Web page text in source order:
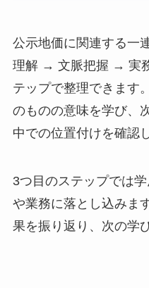
公示地価に関連する一
理解 → 文脈把握 → 実
テップで整理できます
のものの意味を学び、
中での位置付けを確認
3つ目のステップでは
や業務に落とし込みま
果を振り返り、次の学